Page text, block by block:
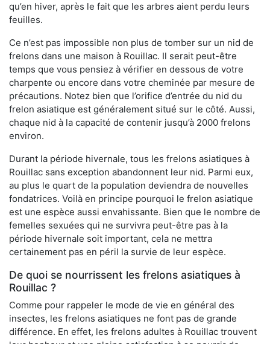
qu’en hiver, après le fait que les arbres aient perdu leurs
feuilles.
Ce n’est pas impossible non plus de tomber sur un nid de
frelons dans une maison à Rouillac. Il serait peut-être
temps que vous pensiez à vérifier en dessous de votre
charpente ou encore dans votre cheminée par mesure de
précautions. Notez bien que l’orifice d’entrée du nid du
frelon asiatique est généralement situé sur le côté. Aussi,
chaque nid à la capacité de contenir jusqu’à 2000 frelons
environ.
Durant la période hivernale, tous les frelons asiatiques à
Rouillac sans exception abandonnent leur nid. Parmi eux,
au plus le quart de la population deviendra de nouvelles
fondatrices. Voilà en principe pourquoi le frelon asiatique
est une espèce aussi envahissante. Bien que le nombre de
femelles sexuées qui ne survivra peut-être pas à la
période hivernale soit important, cela ne mettra
certainement pas en péril la survie de leur espèce.
De quoi se nourrissent les frelons asiatiques à
Rouillac ?
Comme pour rappeler le mode de vie en général des
insectes, les frelons asiatiques ne font pas de grande
différence. En effet, les frelons adultes à Rouillac trouvent